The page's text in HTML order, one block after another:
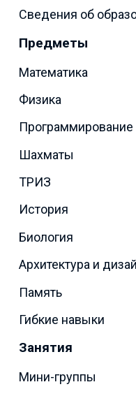
Сведения об
Предметы
Математика
Физика
Программирование
Шахматы
ТРИЗ
История
Биология
Архитектура и
Память
Гибкие навыки
Занятия
Мини-группы